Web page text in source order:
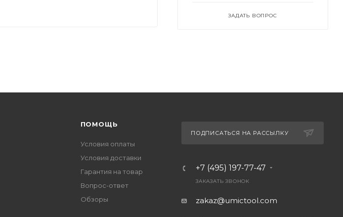
ЗАДАТЬ ВОПРОС
ПОМОЩЬ
Условия оплаты
Условия доставки
Гарантия на товар
Вопрос-ответ
Обзоры
ПОДПИСАТЬСЯ НА РАССЫЛКУ
+7 (495) 197-77-47
ЗАКАЗАТЬ ЗВОНОК
zakaz@umictool.com